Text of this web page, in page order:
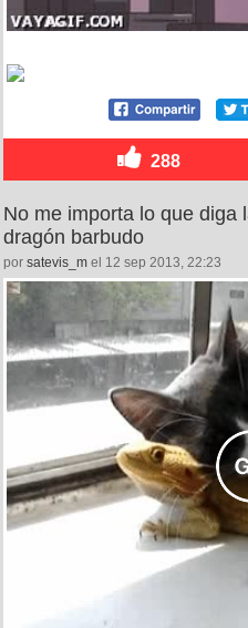
288
No me importa lo que diga
dragón barbudo
por satevis_m el 12 sep 2013, 22:23